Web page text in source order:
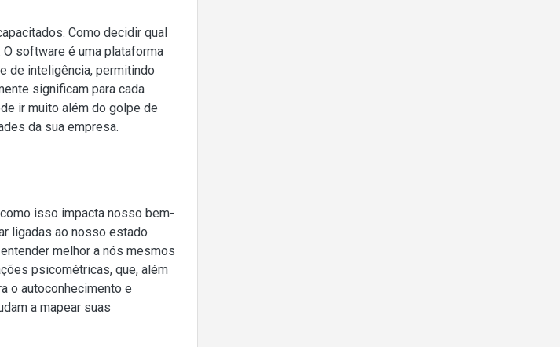
Como decidir qual
software é uma plataforma
de inteligência, permitindo
significam para cada
ir muito além do golpe de
da sua empresa.
isso impacta nosso bem-
ligadas ao nosso estado
melhor a nós mesmos
psicométricas, que, além
o autoconhecimento e
a mapear suas